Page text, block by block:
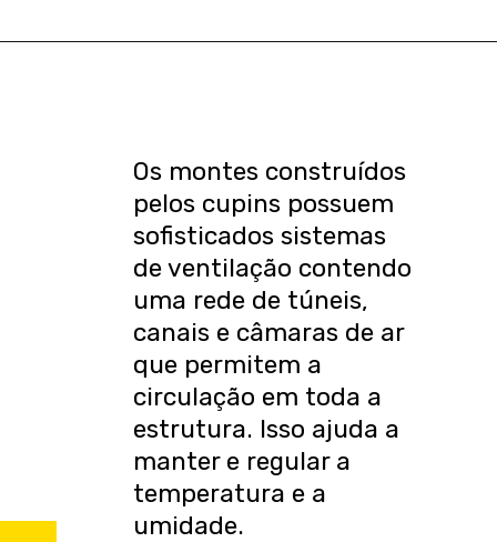
Os montes construídos
pelos cupins possuem
sofisticados sistemas
de ventilação contendo
uma rede de túneis,
canais e câmaras de ar
que permitem a
circulação em toda a
estrutura. Isso ajuda a
manter e regular a
temperatura e a
umidade.